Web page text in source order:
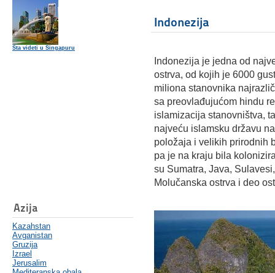
Šta videti u Singapuru
Azija
Kazahstan
Avganistan
Gruzija
Izrael
Jerusalim
Indonezija
Indonezija je jedna od
ostrva, od kojih je 6000
miliona stanovnika
sa preovlađujućom hindu
islamizacija stanovništva,
najveću islamsku državu
položaja i velikih prirodnih
pa je na kraju bila
su Sumatra, Java,
Molučanska ostrva i deo